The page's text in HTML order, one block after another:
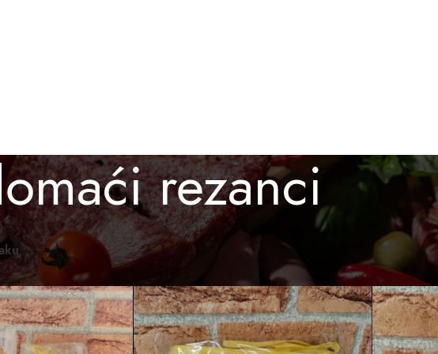
rezanci
proizvodi/ Proizvod označen „domaći rezanci“
Prikaži 24 36